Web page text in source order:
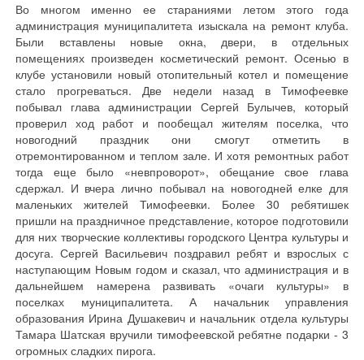
Во многом именно ее стараниями летом этого года
администрация муниципалитета изыскала на ремонт клуба.
Были вставлены новые окна, двери, в отдельных
помещениях произведен косметический ремонт. Осенью в
клубе установили новый отопительный котел и помещение
стало прогреваться. Две недели назад в Тимофеевке
побывал глава администрации Сергей Булычев, который
проверил ход работ и пообещал жителям поселка, что
новогодний праздник они смогут отметить в
отремонтированном и теплом зале. И хотя ремонтных работ
тогда еще было «невпроворот», обещание свое глава
сдержал. И вчера лично побывал на новогодней елке для
маленьких жителей Тимофеевки. Более 30 ребятишек
пришли на праздничное представление, которое подготовили
для них творческие коллективы городского Центра культуры и
досуга. Сергей Васильевич поздравил ребят и взрослых с
наступающим Новым годом и сказал, что администрация и в
дальнейшем намерена развивать «очаги культуры» в
поселках муниципалитета. А начальник управления
образования Ирина Душакевич и начальник отдела культуры
Тамара Шатская вручили тимофеевской ребятне подарки - 3
огромных сладких пирога.